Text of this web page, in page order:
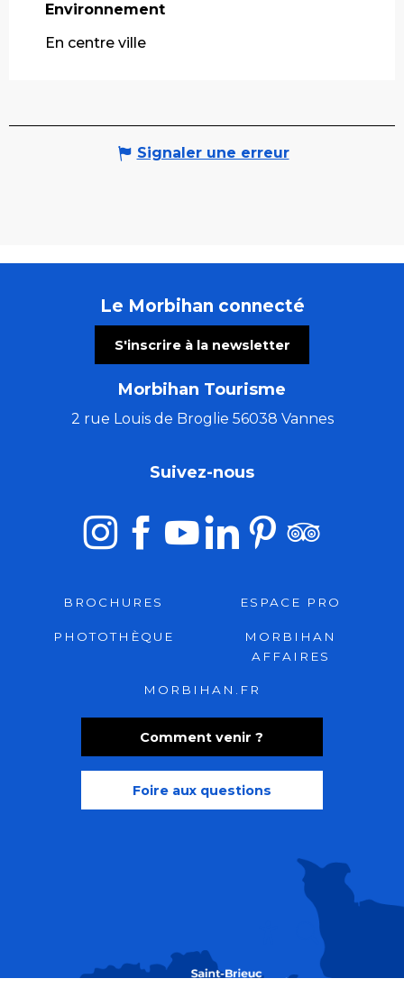
Recherche
Environnement
Environnement
En centre ville
Signaler une erreur
Le Morbihan connecté
S'inscrire à la newsletter
Morbihan Tourisme
2 rue Louis de Broglie 56038 Vannes
Comment venir ?
Foire aux questions
Suivez-nous
BROCHURES ESPACE PRO
PHOTOTHÈQUE
MORBIHAN
AFFAIRES
MORBIHAN.FR